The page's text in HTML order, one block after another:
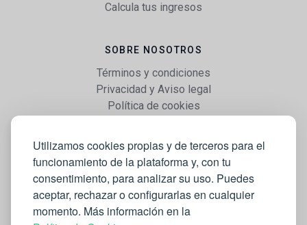
Utilizamos cookies propias y de terceros para el
funcionamiento de la plataforma y, con tu
consentimiento, para analizar su uso. Puedes
aceptar, rechazar o configurarlas en cualquier
momento. Más información en la
Calcula tus ingresos
SOBRE NOSOTROS
Términos y condiciones
Privacidad y Aviso legal
Política de cookies
WEB
Vender libros
Mi cuenta
Comprar libros